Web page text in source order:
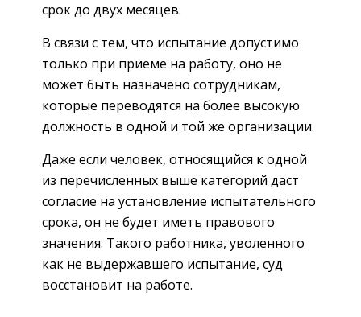
срок до двух месяцев.
В связи с тем, что испытание допустимо
только при приеме на работу, оно не
может быть назначено сотрудникам,
которые переводятся на более высокую
должность в одной и той же организации.
Даже если человек, относящийся к одной
из перечисленных выше категорий даст
согласие на установление испытательного
срока, он не будет иметь правового
значения. Такого работника, уволенного
как не выдержавшего испытание, суд
восстановит на работе.